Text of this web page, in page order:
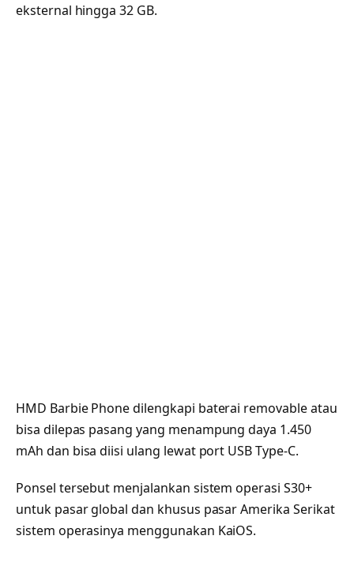
eksternal hingga 32 GB.
HMD Barbie Phone dilengkapi baterai removable atau
bisa dilepas pasang yang menampung daya 1.450
mAh dan bisa diisi ulang lewat port USB Type-C.
Ponsel tersebut menjalankan sistem operasi S30+
untuk pasar global dan khusus pasar Amerika Serikat
sistem operasinya menggunakan KaiOS.